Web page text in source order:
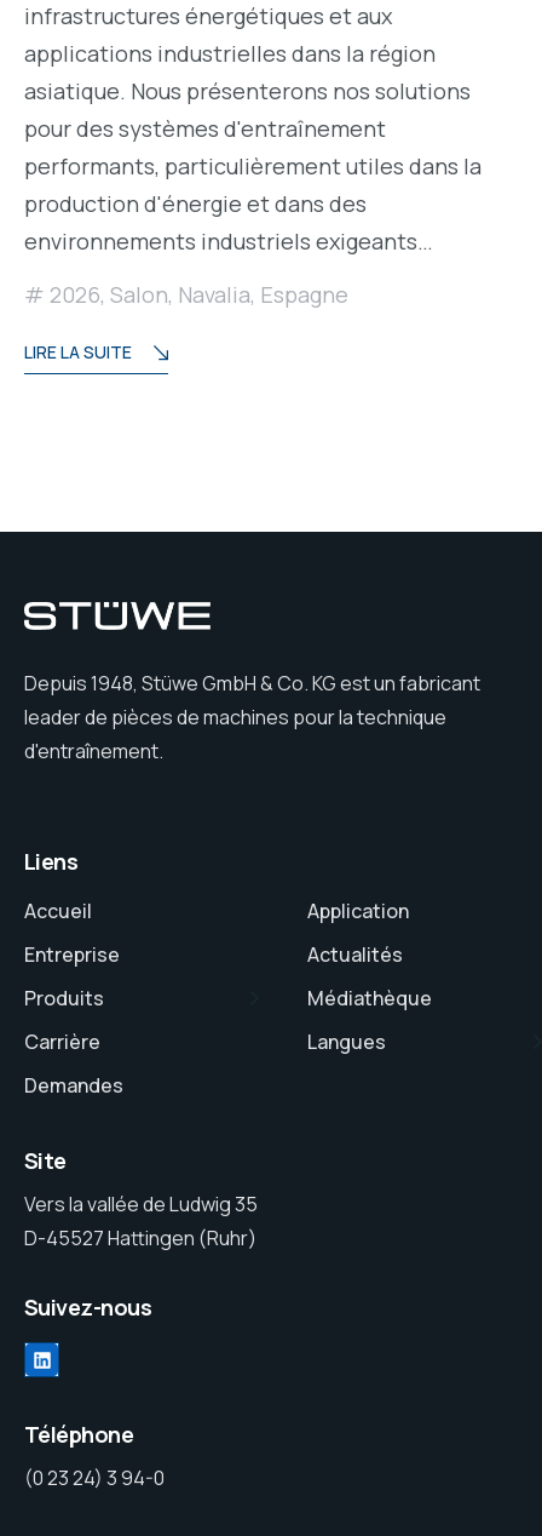
infrastructures énergétiques et aux
applications industrielles dans la région
asiatique. Nous présenterons nos solutions
pour des systèmes d'entraînement
performants, particulièrement utiles dans la
production d'énergie et dans des
environnements industriels exigeants…
2026, Salon, Navalia, Espagne
LIRE LA SUITE
Depuis 1948, Stüwe GmbH & Co. KG est un fabricant
leader de pièces de machines pour la technique
d'entraînement.
Liens
Accueil
Entreprise
Produits
Carrière
Demandes
Application
Actualités
Médiathèque
Langues
Site
Vers la vallée de Ludwig 35
D-45527 Hattingen (Ruhr)
Suivez-nous
LinkedIn
Téléphone
(0 23 24) 3 94-0